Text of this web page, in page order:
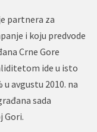
partnera za
i koju predvode
Crne Gore
ide u isto
avgustu 2010. na
sada
Gori.